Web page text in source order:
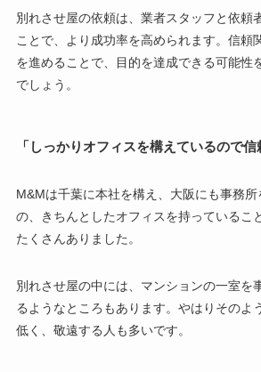
別れさせ屋の依頼は、業者スタッフと依頼
ことで、より成功率を高められます。信頼
を進めることで、目的を達成できる可能性
でしょう。
「しっかりオフィスを構えているので信
M&Mは千葉に本社を構え、大阪にも事務所
の、きちんとしたオフィスを持っているこ
たくさんありました。
別れさせ屋の中には、マンションの一室を
るようなところもあります。やはりそのよ
低く、敬遠する人も多いです。